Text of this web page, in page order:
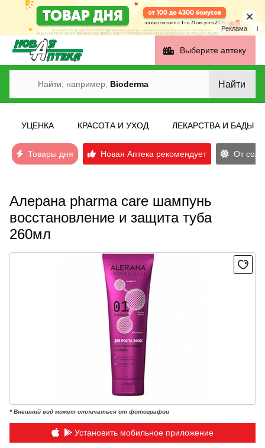
Реклама i
Выберите аптеку
Найти, например, Bioderma Найти
УЦЕНКА КРАСОТА И УХОД ЛЕКАРСТВА И БАДЫ
Товары дня Новая Аптека рекомендует От
Алерана pharma care шампунь
восстановление и защита туба
260мл
* Внешний вид может отличаться от фотографии
Установить мобильное приложение